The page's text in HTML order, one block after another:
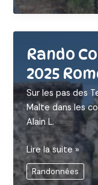
-
Mazamet
Rando
2025
Sur les pas des
Malte dans les
Alain L.
Rando
Conviviale
du
Lire la suite »
Randonnées